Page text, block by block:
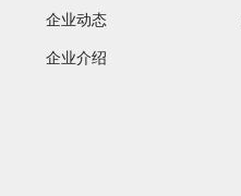
企业动态
企业介绍